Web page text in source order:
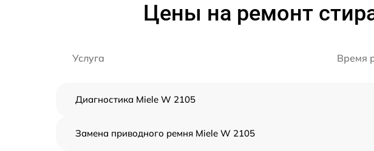
Цены на ремонт
Услуга Время
Диагностика Miele W 2105
Замена приводного ремня Miele W 2105